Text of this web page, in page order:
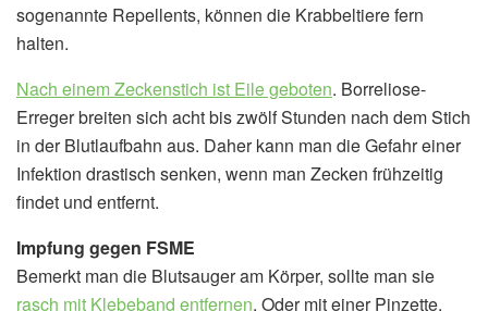
sogenannte Repellents, können die Krabbeltiere fern
halten.
Nach einem Zeckenstich ist Eile geboten. Borreliose-
Erreger breiten sich acht bis zwölf Stunden nach dem Stich
in der Blutlaufbahn aus. Daher kann man die Gefahr einer
Infektion drastisch senken, wenn man Zecken frühzeitig
findet und entfernt.
Impfung gegen FSME
Bemerkt man die Blutsauger am Körper, sollte man sie
rasch mit Klebeband entfernen. Oder mit einer Pinzette.